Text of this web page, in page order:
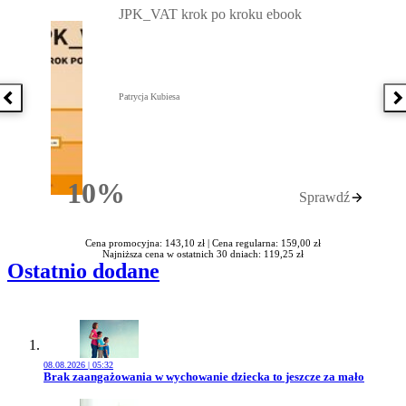
Poprzednia książka
10%Rabatu
JPK_VAT krok po kroku ebook
Patrycja Kubiesa
Sprawdź
Cena promocyjna: 143,10 zł | Cena regularna: 159,00 zł
Najniższa cena w ostatnich 30 dniach: 119,25 zł
Ostatnio dodane
08.08.2026 | 05:32
Przejdź do artykułu:
Brak zaangażowania w wychowanie dziecka to jeszcze za mało